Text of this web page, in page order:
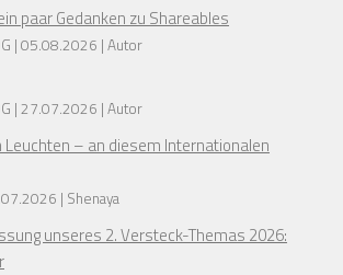
❅
❅
❅
❅ ❅
❅
paar Gedanken zu Shareables
05.08.2026 Autor
27.07.2026 Autor
Leuchten – an diesem Internationalen
Shenaya
unseres 2. Versteck-Themas 2026: